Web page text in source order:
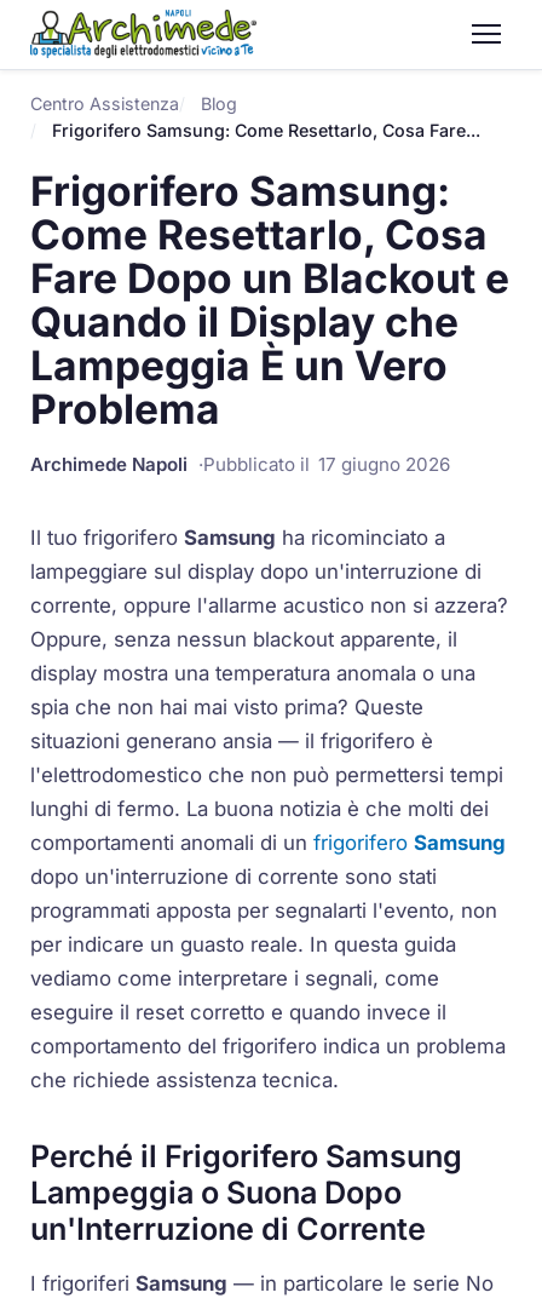
Centro Assistenza
Blog
Frigorifero Samsung: Come Resettarlo, Cosa Fare...
Frigorifero Samsung:
Come Resettarlo, Cosa
Fare Dopo un Blackout e
Quando il Display che
Lampeggia È un Vero
Problema
Archimede Napoli Pubblicato il 17 giugno 2026
Il tuo frigoriferoSamsung ha ricominciato a
lampeggiare sul display dopo un'interruzione di
corrente, oppure l'allarme acustico non si azzera?
Oppure, senza nessun blackout apparente, il
display mostra una temperatura anomala o una
spia che non hai mai visto prima? Queste
situazioni generano ansia — il frigorifero è
l'elettrodomestico che non può permettersi tempi
lunghi di fermo. La buona notizia è che molti dei
comportamenti anomali di unfrigoriferoSamsung
dopo un'interruzione di corrente sono stati
programmati apposta per segnalarti l'evento, non
per indicare un guasto reale. In questa guida
vediamo come interpretare i segnali, come
eseguire il reset corretto e quando invece il
comportamento del frigorifero indica un problema
che richiede assistenza tecnica.
Perché il Frigorifero Samsung
Lampeggia o Suona Dopo
un'Interruzione di Corrente
I frigoriferiSamsung — in particolare le serie No